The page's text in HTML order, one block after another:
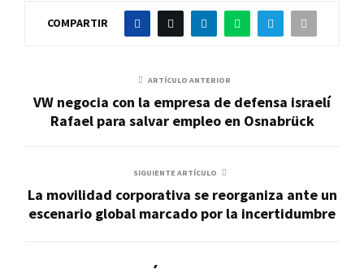
COMPARTIR
ARTÍCULO ANTERIOR
VW negocia con la empresa de defensa israelí
Rafael para salvar empleo en Osnabrück
SIGUIENTE ARTÍCULO
La movilidad corporativa se reorganiza ante un
escenario global marcado por la incertidumbre